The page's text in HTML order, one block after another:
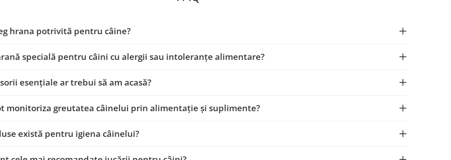
hrana potrivită pentru câine?
specială pentru câini cu alergii sau intoleranțe alimentare?
esențiale ar trebui să am acasă?
monitoriza greutatea câinelui prin alimentație și suplimente?
există pentru igiena câinelui?